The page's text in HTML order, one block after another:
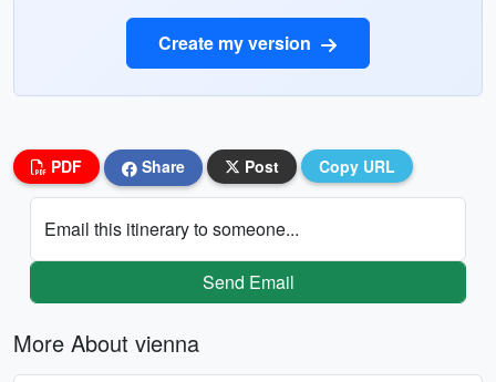
Create my version
PDF Share Post Copy URL
Email this itinerary to someone...
Send Email
More About vienna